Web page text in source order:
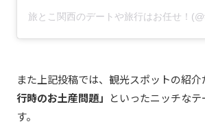
また上記投稿では、観光スポットの紹介
行時のお土産問題」 といったニッチな
す。